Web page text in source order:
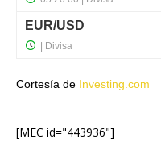
Cortesía de Investing.com
[MEC id="443936"]